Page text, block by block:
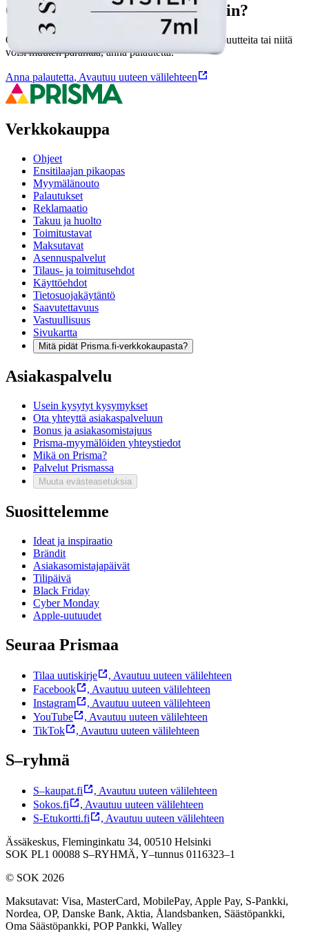
Oletko tyytyväinen tuotetietoihin?
Ovatko tuotetiedot riittävät? Jos tuotetiedoissa on puutteita tai niitä
voisi muuten parantaa, anna palautetta.
Anna palautetta, Avautuu uuteen välilehteen
Verkkokauppa
Ohjeet
Ensitilaajan pikaopas
Myymälänouto
Palautukset
Reklamaatio
Takuu ja huolto
Toimitustavat
Maksutavat
Asennuspalvelut
Tilaus- ja toimitusehdot
Käyttöehdot
Tietosuojakäytäntö
Saavutettavuus
Vastuullisuus
Sivukartta
Mitä pidät Prisma.fi-verkkokaupasta?
Asiakaspalvelu
Usein kysytyt kysymykset
Ota yhteyttä asiakaspalveluun
Bonus ja asiakasomistajuus
Prisma-myymälöiden yhteystiedot
Mikä on Prisma?
Palvelut Prismassa
Muuta evästeasetuksia
Suosittelemme
Ideat ja inspiraatio
Brändit
Asiakasomistajapäivät
Tilipäivä
Black Friday
Cyber Monday
Apple-uutuudet
Seuraa Prismaa
Tilaa uutiskirje , Avautuu uuteen välilehteen
Facebook
, Avautuu uuteen välilehteen
Instagram
, Avautuu uuteen välilehteen
YouTube
, Avautuu uuteen välilehteen
TikTok
, Avautuu uuteen välilehteen
S–ryhmä
S–kaupat.fi , Avautuu uuteen välilehteen
Sokos.fi
, Avautuu uuteen välilehteen
S-Etukortti.fi
, Avautuu uuteen välilehteen
Ässäkeskus, Fleminginkatu 34, 00510 Helsinki
SOK PL1 00088 S–RYHMÄ, Y–tunnus 0116323–1
© SOK 2026
Maksutavat: Visa, MasterCard, MobilePay, Apple Pay, S-Pankki,
Nordea, OP, Danske Bank, Aktia, Ålandsbanken, Säästöpankki,
Oma Säästöpankki, POP Pankki, Walley